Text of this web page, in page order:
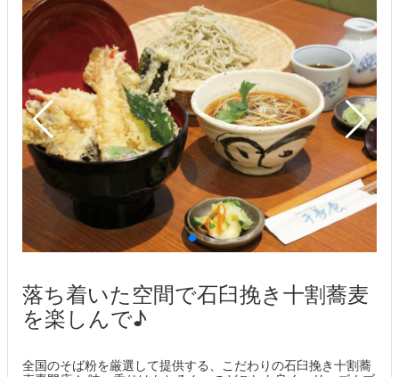
落ち着いた空間で石臼挽き十割蕎麦
を楽しんで♪
全国のそば粉を厳選して提供する、こだわりの石臼挽き十割蕎